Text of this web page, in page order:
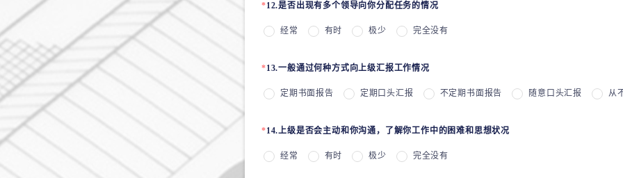
*12.是否出现有多个领导向你分配任务的情况
经常 有时 极少 完全没有
*13.一般通过何种方式向上级汇报工作情况
定期书面报告 定期口头汇报 不定期书面报告 随意口头汇报 从
*14.上级是否会主动和你沟通，了解你工作中的困难和思想状况
经常 有时 极少 完全没有